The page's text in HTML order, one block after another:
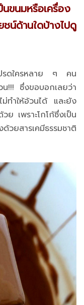
นขนมหรือเครื่อง
น์ด้านใดบ้างไปดู
ปรดใครหลาย ๆ คน
น!!! ซึ่งขอบอกเลยว่า
ม่ทำให้อ้วนได้ และยัง
ย เพราะโกโก้ซึ่งเป็น
วยสารเคมีธรรมชาติ